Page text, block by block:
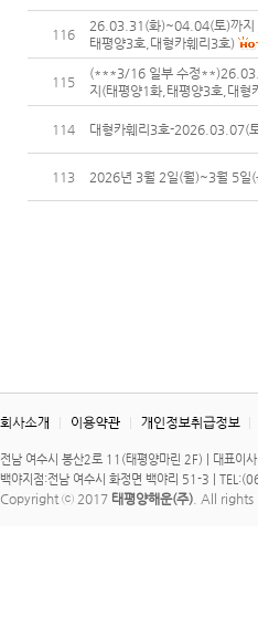
116
26.03.31(화)~04.04(토)까지
태평양3호,대형카훼리3호)
115
(***3/16 일부 수정
지(태평양1화,태평양3호,대형
114 대형카훼리3호-2026.03.07(
113 2026년 3월 2일(월)~3월 5일(
전남 여수시 봉산2로 11(태평양마린 2F) | 대표
백야지점:전남 여수시 화정면 백야리 51-3 |
Copyright ⓒ 2017 태평양해운(주) . All